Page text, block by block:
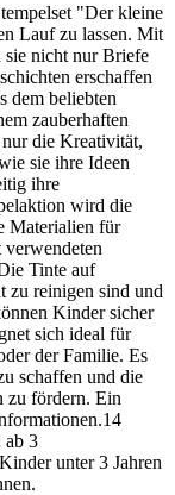
"Der kleine
Lauf zu lassen. Mit
sie nicht nur Briefe
erschaffen
dem beliebten
zauberhaften
die Kreativität,
sie ihre Ideen
ihre
wird die
Materialien für
verwendeten
Tinte auf
zu reinigen sind und
Kinder sicher
sich ideal für
der Familie. Es
schaffen und die
zu fördern. Ein
ab 3
unter 3 Jahren